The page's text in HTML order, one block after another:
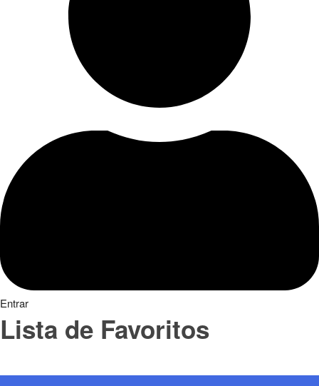
Entrar
Lista de Favoritos